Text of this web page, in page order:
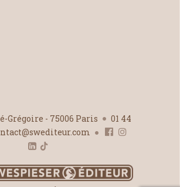
Grégoire - 75006 Paris
01 44